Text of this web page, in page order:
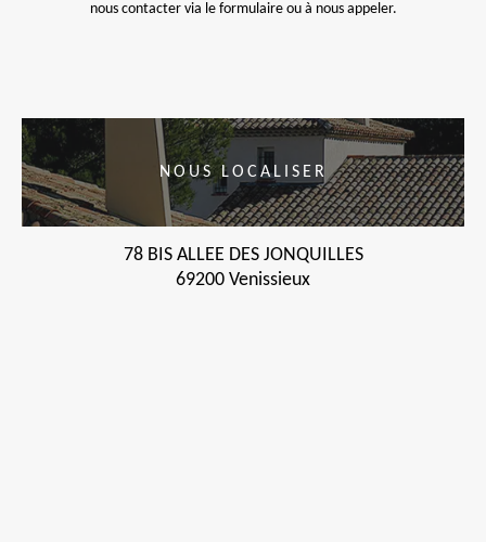
nous contacter via le formulaire ou à nous appeler.
NOUS LOCALISER
78 BIS ALLEE DES JONQUILLES
69200 Venissieux